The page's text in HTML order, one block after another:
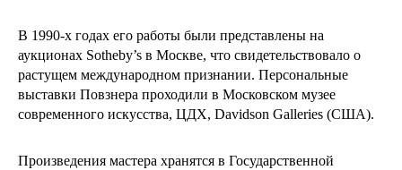
В 1990-х годах его работы были представлены на
аукционах Sotheby’s в Москве, что свидетельствовало о
растущем международном признании. Персональные
выставки Повзнера проходили в Московском музее
современного искусства, ЦДХ, Davidson Galleries (США).
Произведения мастера хранятся в Государственной